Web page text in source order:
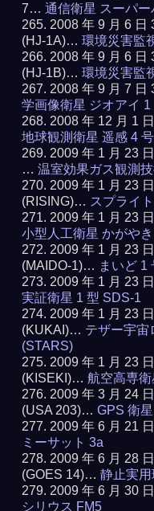
7…通信衛星 スーパー
2008 年 9 月 6 日
(HJ-1A)…環境災害監
2008 年 9 月 6 日
(HJ-1B)…環境災害監
2008 年 9 月 7
学画像衛星 ジオアイ 1
2008 年 12 月 1
地球観測衛星 遥感 4 号
2009 年 1 月 23
…温室効果ガス観測
2009 年 1 月 23
(RISING)… スプライ
2009 年 1 月 23
小型人工衛星 かがや
2009 年 1 月 23
(MAIDO-1)… まいど 1
2009 年 1 月 23
実証衛星 1 型 SDS-1
2009 年 1 月 23
(KUKAI)… テザー宇宙
(STARS)
2009 年 1 月 23
(KISEKI)…航空高専
2009 年 3 月 24
(USA 203)…GPS 衛
2009 年 6 月 21
ミーサット 3a
2009 年 6 月 28
(GOES 14)…静止実
2009 年 6 月 30
シリウス FM5